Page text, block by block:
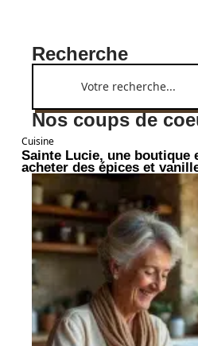
Recherche
Nos coups de
Cuisine
Sainte Lucie, une boutique
acheter des épices et